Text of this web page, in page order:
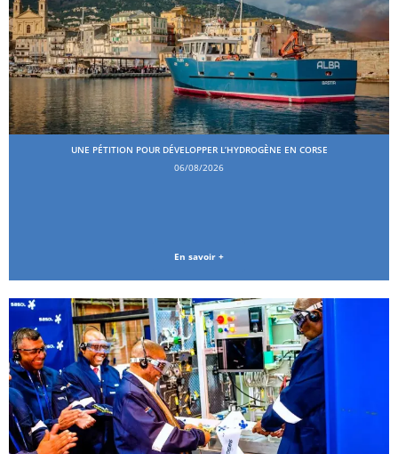
UNE PÉTITION POUR DÉVELOPPER L’HYDROGÈNE EN CORSE
06/08/2026
En savoir +